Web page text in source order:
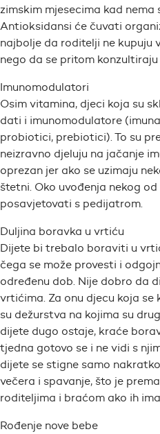
zimskim mjesecima kad nema
Antioksidansi će čuvati
najbolje da roditelji ne kupuju
nego da se pritom
Imunomodulatori
Osim vitamina, djeci koja su
dati i imunomodulatore
probiotici, prebiotici). To su
neizravno djeluju na jačanje
oprezan jer ako se uzimaju
štetni. Oko uvođenja nekog
posavjetovati s pedijatrom.
Duljina boravka u vrtiću
Dijete bi trebalo boraviti u
čega se može provesti i
određenu dob. Nije dobro da
vrtićima. Za onu djecu koja se
su dežurstva na kojima su
dijete dugo ostaje, kraće
tjedna gotovo se i ne vidi s
dijete se stigne samo
večera i spavanje, što je
roditeljima i braćom ako ih ima.
Rođenje nove bebe